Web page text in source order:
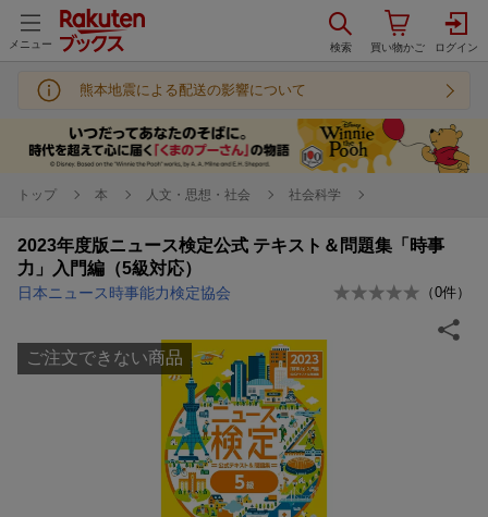
メニュー
熊本地震による配送の影響について
トップ 本 人文・思想・社会 社会科学
2023年度版ニュース検定公式 テキスト＆問題集「時事
力」入門編（5級対応）
日本ニュース時事能力検定協会 （0件）
ご注文できない商品